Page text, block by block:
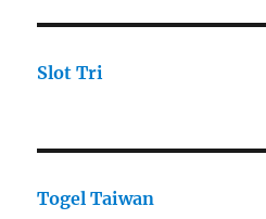
Slot Tri
Togel Taiwan